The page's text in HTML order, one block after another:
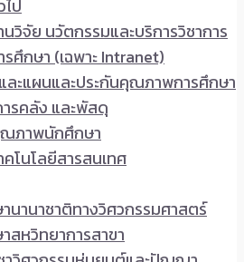
ป
วิจัย นวัตกรรมและบริการวิชาการ
ศึกษา (เฉพาะ Intranet)
ละแผนและประกันคุณภาพการศึกษา
ารคลัง และพัสดุ
ภาพนักศึกษา
โนโลยีสารสนเทศ
นานาชาติทางวิศวกรรมศาสตร์
สหวิทยาการสาขา